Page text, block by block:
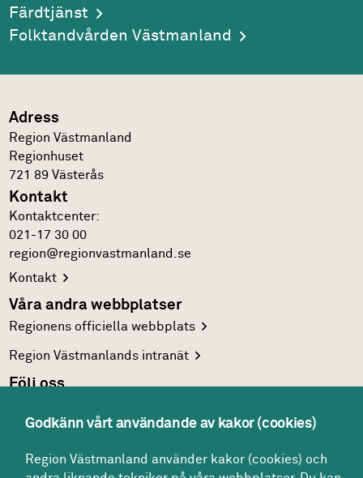
Färdtjänst
Folktandvården Västmanland
Adress
Region Västmanland
Regionhuset
721 89 Västerås
Kontakt
Kontakt­center:
021-17 30 00
region@regionvastmanland.se
Kontakt
Våra andra webbplatser
Regionens officiellawebbplats
Region Västmanlandsintranät
Följ oss
Twitter
Godkänn vårt användande av kakor (cookies)
Region Västmanland använder kakor (cookies) och